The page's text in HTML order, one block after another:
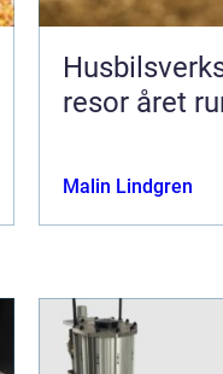
resor året
Malin Lindgren